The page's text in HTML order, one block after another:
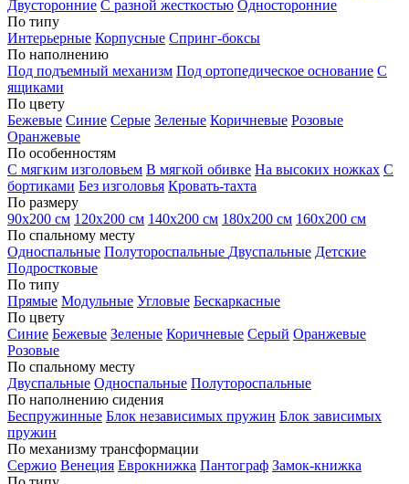
Двусторонние С разной жесткостью Односторонние
По типу
Интерьерные Корпусные Спринг-боксы
По наполнению
Под подъемный механизм Под ортопедическое основание С
ящиками
По цвету
Бежевые Синие Серые Зеленые Коричневые Розовые
Оранжевые
По особенностям
С мягким изголовьем В мягкой обивке На высоких ножках С
бортиками Без изголовья Кровать-тахта
По размеру
90х200 см 120х200 см 140х200 см 180х200 см 160х200 см
По спальному месту
Односпальные Полутороспальные Двуспальные Детские
Подростковые
По типу
Прямые Модульные Угловые Бескаркасные
По цвету
Синие Бежевые Зеленые Коричневые Серый Оранжевые
Розовые
По спальному месту
Двуспальные Односпальные Полутороспальные
По наполнению сидения
Беспружинные Блок независимых пружин Блок зависимых
пружин
По механизму трансформации
Сержио Венеция Еврокнижка Пантограф Замок-книжка